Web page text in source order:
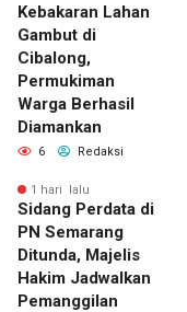
Kebakaran Lahan
Gambut di
Cibalong,
Permukiman
Warga Berhasil
Diamankan
6 Redaksi
1 hari lalu
Sidang Perdata di
PN Semarang
Ditunda, Majelis
Hakim Jadwalkan
Pemanggilan